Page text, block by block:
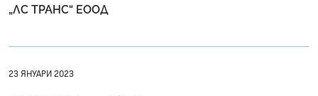
„ЛС ТРАНС“ ЕООД
23 ЯНУАРИ 2023